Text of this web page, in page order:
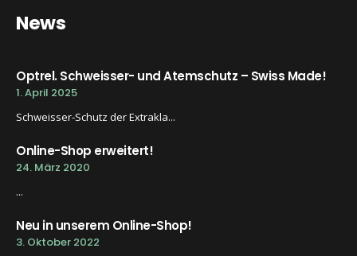
News
Optrel. Schweisser- und Atemschutz – Swiss Made!
1. April 2025
Schweisser-Schutz der Extrakla...
Online-Shop erweitert!
24. März 2020
...
Neu in unserem Online-Shop!
3. Oktober 2022